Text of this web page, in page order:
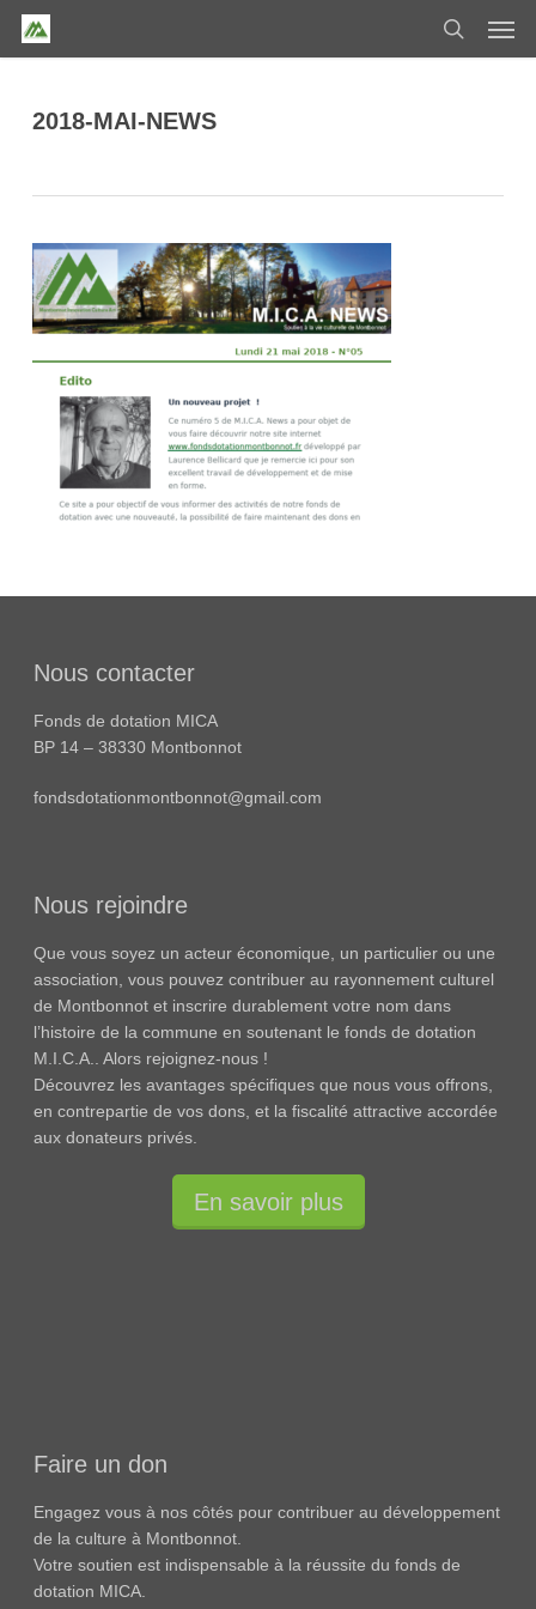
Skip
search
2018-MAI-NEWS
Nous contacter
Fonds de dotation MICA
BP 14 – 38330 Montbonnot
fondsdotationmontbonnot@gmail.com
Nous rejoindre
Que vous soyez un acteur économique, un particulier ou une
association, vous pouvez contribuer au rayonnement culturel
de Montbonnot et inscrire durablement votre nom dans
l’histoire de la commune en soutenant le fonds de dotation
M.I.C.A.. Alors rejoignez-nous !
Découvrez les avantages spécifiques que nous vous offrons,
en contrepartie de vos dons, et la fiscalité attractive accordée
aux donateurs privés.
En savoir plus
Faire un don
Engagez vous à nos côtés pour contribuer au développement
de la culture à Montbonnot.
Votre soutien est indispensable à la réussite du fonds de
dotation MICA.